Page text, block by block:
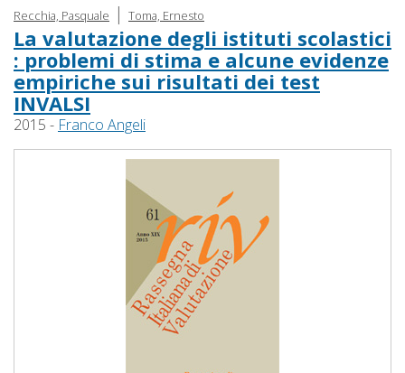
Recchia, Pasquale | Toma, Ernesto
La valutazione degli istituti scolastici
: problemi di stima e alcune evidenze
empiriche sui risultati dei test
INVALSI
2015 - Franco Angeli